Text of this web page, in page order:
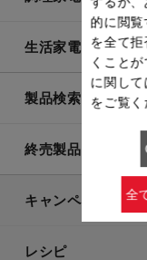
生活家電
製品検索一覧
終売製品一覧
キャンペーン・特
レシピ
的に閲
を全て
くこと
に関し
をご覧く
全